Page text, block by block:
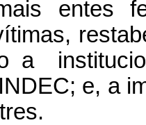
entes
a
e, a